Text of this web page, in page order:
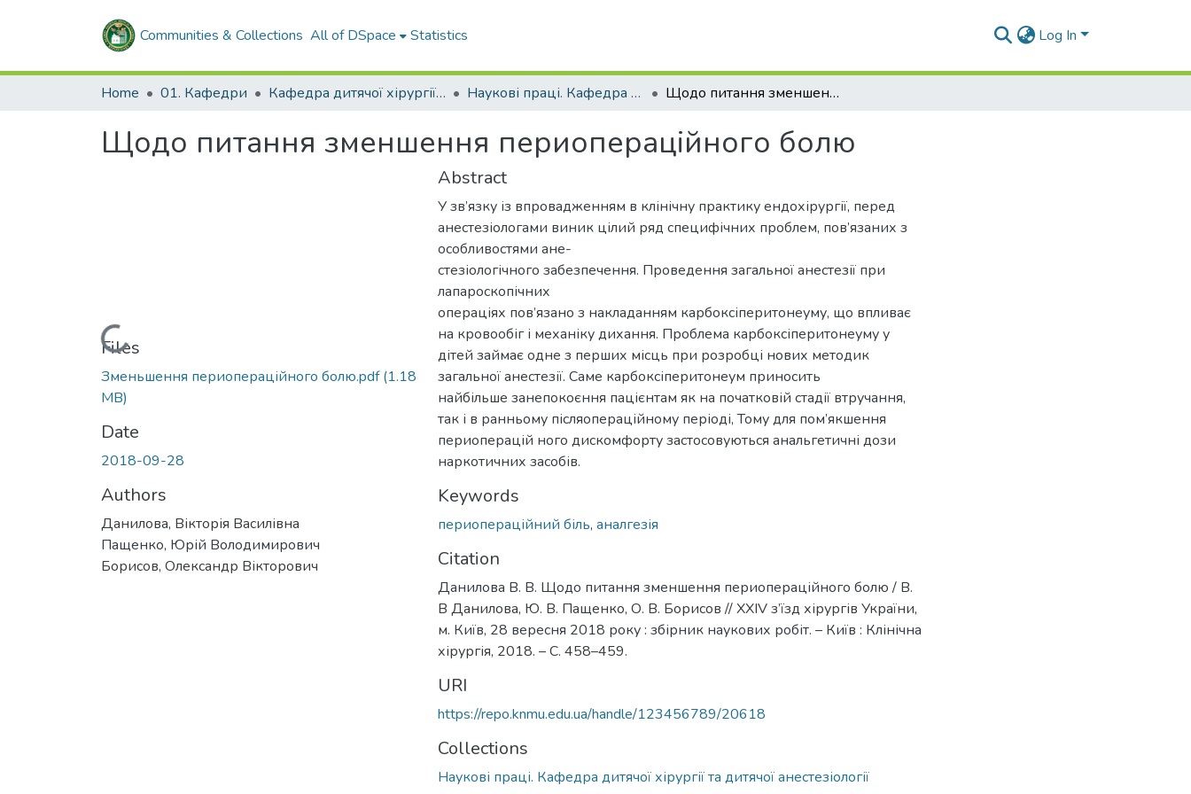
Communities & Collections All of DSpace Statistics Log In
Home 01. Кафедри Кафедра дитячої хірургії та дитячої анестезіології Наукові праці. Кафедра дитячої хірургії та дитячої анестезіології Щодо питання зменшення периопераційного болю
Щодо питання зменшення периопераційного болю
Loading...
Files
Зменьшення периопераційного болю.pdf(1.18
MB)
Date
2018-09-28
Authors
Данилова, Вікторія Василівна
Пащенко, Юрій Володимирович
Борисов, Олександр Вікторович
Abstract
У зв’язку із впровадженням в клінічну практику ендохірургії, перед
анестезіологами виник цілий ряд специфічних проблем, пов’язаних з
особливостями ане-
стезіологічного забезпечення. Проведення загальної анестезії при
лапароскопічних
операціях пов’язано з накладанням карбоксіперитонеуму, що впливає
на кровообіг і механіку дихання. Проблема карбоксіперитонеуму у
дітей займає одне з перших місць при розробці нових методик
загальної анестезії. Саме карбоксіперитонеум приносить
найбільше занепокоєння пацієнтам як на початковій стадії втручання,
так і в ранньому післяопераційному періоді, Тому для пом’якшення
периоперацій ного дискомфорту застосовуються анальгетичні дози
наркотичних засобів.
Keywords
периопераційний біль, аналгезія
Citation
Данилова В. В. Щодо питання зменшення периопераційного болю / В.
В Данилова, Ю. В. Пащенко, О. В. Борисов // ХХІV з’їзд хірургів України,
м. Київ, 28 вересня 2018 року : збірник наукових робіт. – Київ : Клінічна
хірургія, 2018. – С. 458–459.
URI
https://repo.knmu.edu.ua/handle/123456789/20618
Collections
Наукові праці. Кафедра дитячої хірургії та дитячої анестезіології